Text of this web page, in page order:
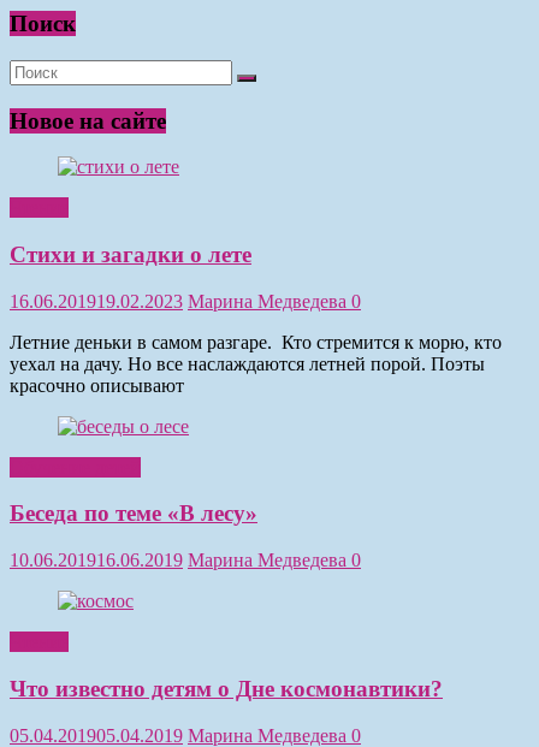
Поиск
Новое на сайте
Стихи и загадки о лете
16.06.201919.02.2023 Марина Медведева 0
Летние деньки в самом разгаре. Кто стремится к морю, кто
уехал на дачу. Но все наслаждаются летней порой. Поэты
красочно описывают
Беседа по теме «В лесу»
10.06.201916.06.2019 Марина Медведева 0
Что известно детям о Дне космонавтики?
05.04.201905.04.2019 Марина Медведева 0